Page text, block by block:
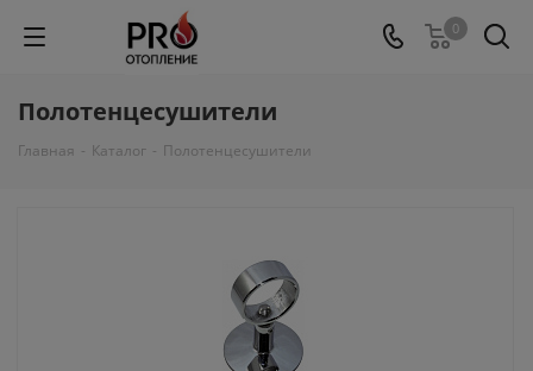
0
Полотенцесушители
Главная - Каталог - Полотенцесушители